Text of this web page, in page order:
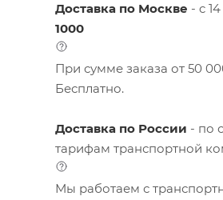
Доставка по Москве - c
1000
При сумме заказа от 50
Бесплатно.
Доставка по России - по
тарифам транспортной
Мы работаем с